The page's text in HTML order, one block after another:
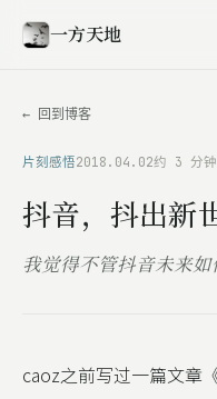
一方天地
← 回到博客
片刻感悟2018.04.02约 3 分钟
抖音，抖出新
我觉得不管抖音未来
caoz之前写过一篇文章